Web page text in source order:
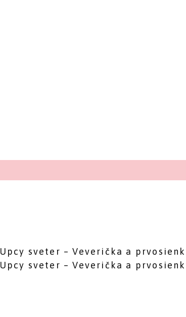
Upcy sveter – Veverička a
Upcy sveter – Veverička a